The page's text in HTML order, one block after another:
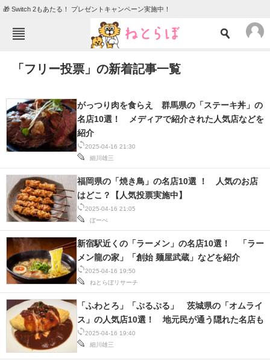
🎁 Switch 2もあたる！ プレゼントキャンペーン実施中！
TOP ニュース
グルメ 地域
住まい
会員記事
メディア
注目記事を集めた総合ページ
ITの今と未来を見通す
スマホと通信の最新トレンド
進化するPCとデバイスの未来
好きが集まる 比べて選べる
「フリー投票」の新着記事一覧
2025-04-16 21:30
細川雄三
がっつり肉を食らえ 群馬県の「ステーキ丼」の
名店10選！ メディアで紹介された人気店などを
紹介
2025-04-16 21:05
ぼーぺ
福岡県の「焼き鳥」の名店10選 ！ 人気のお店
はどこ？【人気投票実施中】
2025-04-16 19:50
ねとらぼリサーチ
新宿駅近くの「ラーメン」の名店10選！ 「ラー
メン龍の家」「創始 麺屋武蔵」などを紹介
2025-04-16 19:40
細川雄三
「ふわとろ」「ぷるぷる」 茨城県の「オムライ
ス」の人気店10選！ 地元民が通う隠れた名店も